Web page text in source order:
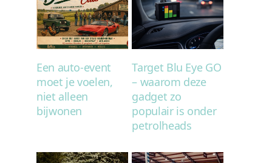
Een auto-event
moet je voelen,
niet alleen
bijwonen
Target Blu Eye GO
– waarom deze
gadget zo
populair is onder
petrolheads